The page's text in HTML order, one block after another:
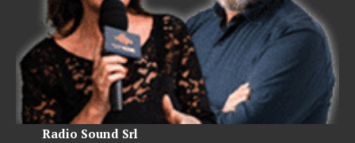
Radio Sound Srl